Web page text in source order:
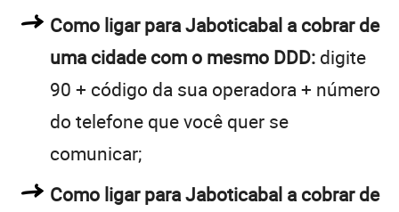
Como ligar para Jaboticabal a cobrar de
uma cidade com o mesmo DDD: digite
90 + código da sua operadora + número
do telefone que você quer se
comunicar;
Como ligar para Jaboticabal a cobrar de